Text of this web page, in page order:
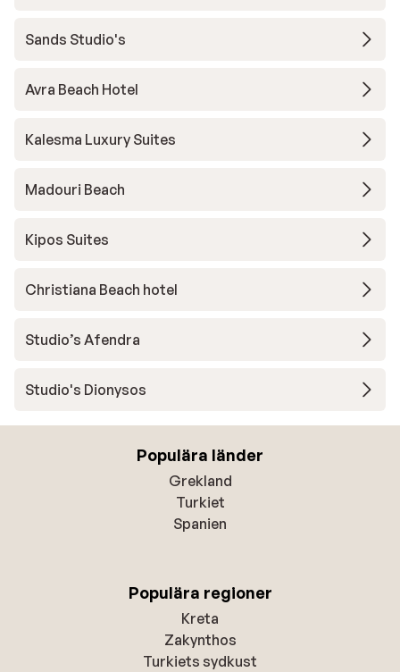
Sands Studio's
Avra Beach Hotel
Kalesma Luxury Suites
Madouri Beach
Kipos Suites
Christiana Beach hotel
Studio’s Afendra
Studio's Dionysos
Populära länder
Grekland
Turkiet
Spanien
Populära regioner
Kreta
Zakynthos
Turkiets sydkust